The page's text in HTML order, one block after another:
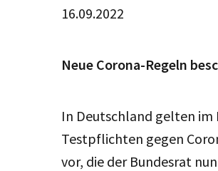
16.09.2022
Neue Corona-Regeln
In Deutschland gelten
Testpflichten gegen
vor, die der Bundesrat